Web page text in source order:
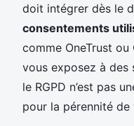
doit intégrer dès le
consentements
comme OneTrust
vous exposez à des
le RGPD n’est pas
pour la pérennité